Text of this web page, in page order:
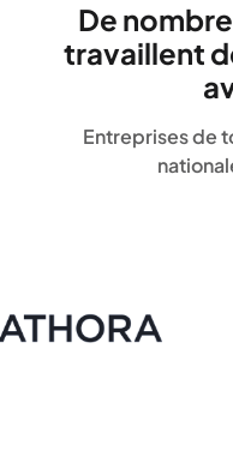
De
travaillent
Entreprises de